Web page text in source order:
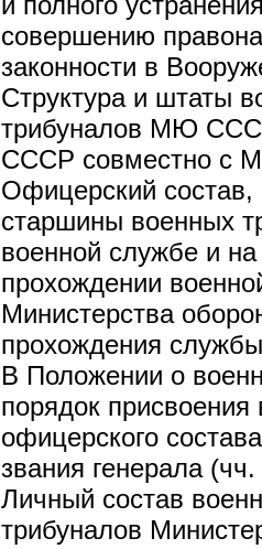
совершению
законности в
Структура и штаты
трибуналов МЮ
СССР совместно с
Офицерский
старшины военных
военной службе и
прохождении
Министерства
прохождения
В Положении о
порядок
офицерского
звания генерала
Личный состав
трибуналов